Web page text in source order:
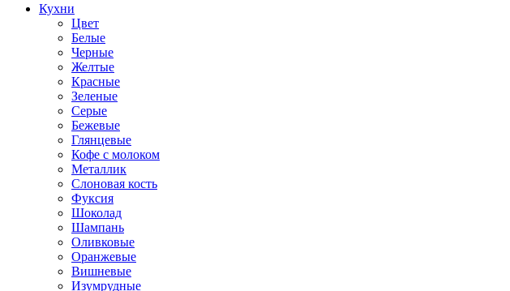
Кухни
Цвет
Белые
Черные
Желтые
Красные
Зеленые
Серые
Бежевые
Глянцевые
Кофе с молоком
Металлик
Слоновая кость
Фуксия
Шоколад
Шампань
Оливковые
Оранжевые
Вишневые
Изумрудные